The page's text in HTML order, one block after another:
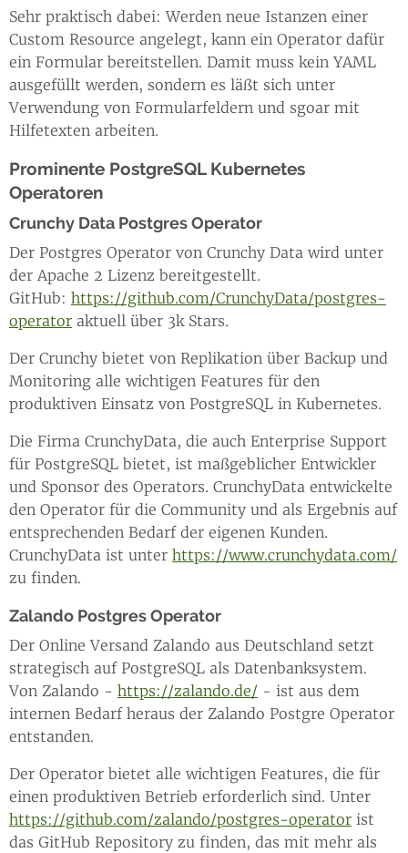
Sehr praktisch dabei: Werden neue Istanzen einer
Custom Resource angelegt, kann ein Operator dafür
ein Formular bereitstellen. Damit muss kein YAML
ausgefüllt werden, sondern es läßt sich unter
Verwendung von Formularfeldern und sgoar mit
Hilfetexten arbeiten.
Prominente PostgreSQL Kubernetes
Operatoren
Crunchy Data Postgres Operator
Der Postgres Operator von Crunchy Data wird unter
der Apache 2 Lizenz bereitgestellt.
GitHub: https://github.com/CrunchyData/postgres-
operator aktuell über 3k Stars.
Der Crunchy bietet von Replikation über Backup und
Monitoring alle wichtigen Features für den
produktiven Einsatz von PostgreSQL in Kubernetes.
Die Firma CrunchyData, die auch Enterprise Support
für PostgreSQL bietet, ist maßgeblicher Entwickler
und Sponsor des Operators. CrunchyData entwickelte
den Operator für die Community und als Ergebnis auf
entsprechenden Bedarf der eigenen Kunden.
CrunchyData ist unter https://www.crunchydata.com/
zu finden.
Zalando Postgres Operator
Der Online Versand Zalando aus Deutschland setzt
strategisch auf PostgreSQL als Datenbanksystem.
Von Zalando - https://zalando.de/ - ist aus dem
internen Bedarf heraus der Zalando Postgre Operator
entstanden.
Der Operator bietet alle wichtigen Features, die für
einen produktiven Betrieb erforderlich sind. Unter
https://github.com/zalando/postgres-operator ist
das GitHub Repository zu finden, das mit mehr als